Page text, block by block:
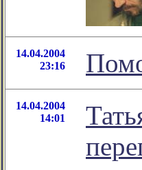
14.04.2004
23:16
14.04.2004
14:01